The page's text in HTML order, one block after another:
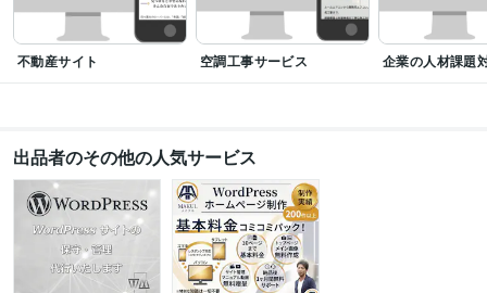
不動産サイト 空調工事サービス 企業の人材課題
出品者のその他の人気サービス